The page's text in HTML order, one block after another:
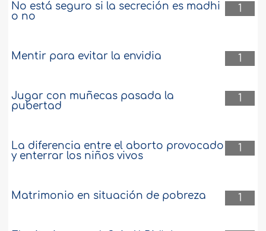
1
No está seguro si la secreción es madhi
o no
1
Mentir para evitar la envidia
1
Jugar con muñecas pasada la
pubertad
1
La diferencia entre el aborto provocado
y enterrar los niños vivos
1
Matrimonio en situación de pobreza